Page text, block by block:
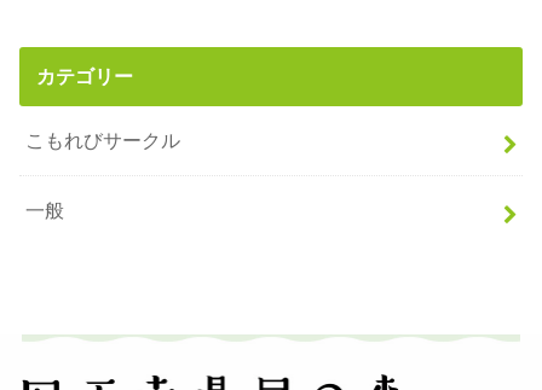
カテゴリー
こもれびサークル
一般